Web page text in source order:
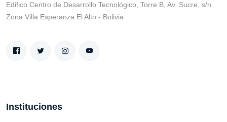
Edifico Centro de Desarrollo Tecnológico, Torre B, Av. Sucre, s/n
Zona Villa Esperanza El Alto - Bolivia
Instituciones